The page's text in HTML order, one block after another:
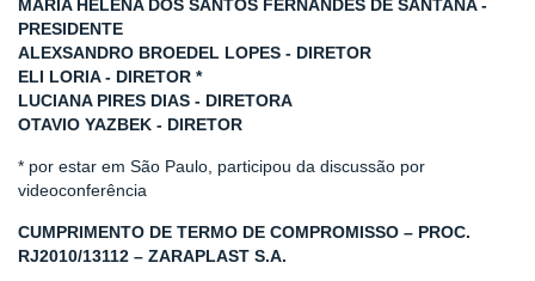
MARIA HELENA DOS SANTOS FERNANDES DE SANTANA -
PRESIDENTE
ALEXSANDRO BROEDEL LOPES - DIRETOR
ELI LORIA - DIRETOR *
LUCIANA PIRES DIAS - DIRETORA
OTAVIO YAZBEK - DIRETOR
* por estar em São Paulo, participou da discussão por
videoconferência
CUMPRIMENTO DE TERMO DE COMPROMISSO – PROC.
RJ2010/13112 – ZARAPLAST S.A.